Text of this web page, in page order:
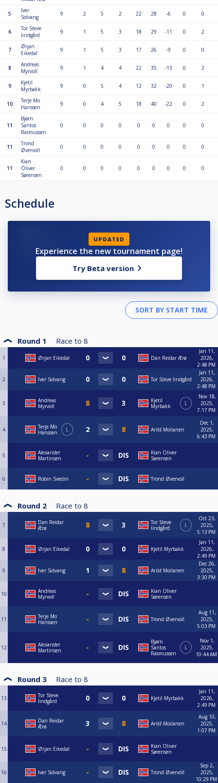
5
Iver
Solvang
9 2 5 2 22 28 -6 0 0
6
Tor Steve
lindgård
9 1 5 3 18 29 -11 0 2
7
Ørjan
Eikedal
9 1 5 3 17 26 -9 0 0
8
Andreas
Myrvoll
9 1 4 4 22 35 -13 0 2
9
Kjetil
Myrbakk
9 0 5 4 12 32 -20 0 1
10
Terje Mo
Hanssen
9 0 4 5 18 40 -22 0 2
11
Bjørn
Santos
Rasmussen
0 0 0 0 0 0 0 0 0
11
Trond
Øvervoll
0 0 0 0 0 0 0 0 0
11
Kian
Oliver
Sørensen
0 0 0 0 0 0 0 0 0
Schedule
UPDATED
Experience the new tournament page!
Try Beta version
Round 1 Race to 8
1 Ørjan Eikedal Dan Reidar Ærø
Jan 11,
2026,
2:48 PM
2 Iver Solvang Tor Steve lindgård
Jan 11,
2026,
2:48 PM
3
Andreas
Myrvoll
Kjetil
Myrbakk
L
Nov 18,
2025,
7:17 PM
4
Terje Mo
Hanssen
L Arild Moilanen
Dec 1,
2025,
6:43 PM
5
Alexander
Martinsen
Kian Oliver
Sørensen
6 Robin Svedin Trond Øvervoll
Round 2 Race to 8
7
Dan Reidar
Ærø
Tor Steve
lindgård
L
Oct 23,
2025,
5:13 PM
8 Ørjan Eikedal Kjetil Myrbakk
Jan 11,
2026,
2:49 PM
9 Iver Solvang Arild Moilanen
Dec 26,
2025,
3:30 PM
10
Andreas
Myrvoll
Kian Oliver
Sørensen
11
Terje Mo
Hanssen
Trond Øvervoll
Aug 11,
2025,
5:03 PM
12
Alexander
Martinsen
Bjørn
Santos
Rasmussen
L
Nov 1,
2025,
10:44 AM
Round 3 Race to 8
13
Tor Steve
lindgård
Kjetil Myrbakk
Jan 11,
2026,
2:49 PM
14
Dan Reidar
Ærø
Arild Moilanen
Aug 10,
2025,
1:07 PM
15 Ørjan Eikedal
Kian Oliver
Sørensen
16 Iver Solvang Trond Øvervoll
Sep 2,
2025,
10:29 PM